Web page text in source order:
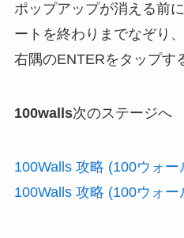
ポップアップが消える前
ートを終わりまでなぞり、
右隅のENTERをタップす
100walls次のステージへ
100Walls 攻略 (100ウォ
100Walls 攻略 (100ウォ